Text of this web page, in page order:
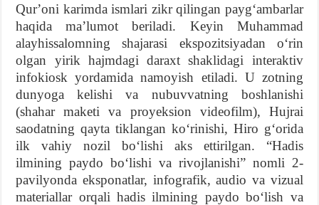
Qurʼoni karimda ismlari zikr qilingan paygʻambarlar
haqida maʼlumot beriladi. Keyin Muhammad
alayhissalomning shajarasi ekspozitsiyadan oʻrin
olgan yirik hajmdagi daraxt shaklidagi interaktiv
infokiosk yordamida namoyish etiladi. U zotning
dunyoga kelishi va nubuvvatning boshlanishi
(shahar maketi va proyeksion videofilm), Hujrai
saodatning qayta tiklangan koʻrinishi, Hiro gʻorida
ilk vahiy nozil boʻlishi aks ettirilgan. “Hadis
ilmining paydo boʻlishi va rivojlanishi” nomli 2-
pavilyonda eksponatlar, infografik, audio va vizual
materiallar orqali hadis ilmining paydo boʻlish va